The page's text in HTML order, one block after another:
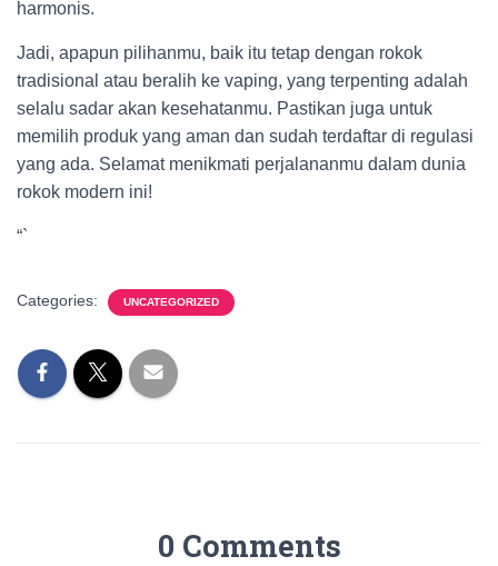
harmonis.
Jadi, apapun pilihanmu, baik itu tetap dengan rokok
tradisional atau beralih ke vaping, yang terpenting adalah
selalu sadar akan kesehatanmu. Pastikan juga untuk
memilih produk yang aman dan sudah terdaftar di regulasi
yang ada. Selamat menikmati perjalananmu dalam dunia
rokok modern ini!
“`
Categories: UNCATEGORIZED
0 Comments